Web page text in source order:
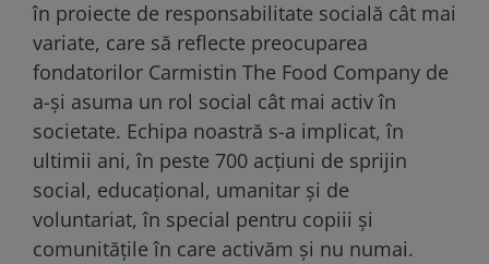
în proiecte de responsabilitate socială cât mai
variate, care să reflecte preocuparea
fondatorilor Carmistin The Food Company de
a-și asuma un rol social cât mai activ în
societate. Echipa noastră s-a implicat, în
ultimii ani, în peste 700 acțiuni de sprijin
social, educațional, umanitar și de
voluntariat, în special pentru copiii și
comunitățile în care activăm și nu numai.